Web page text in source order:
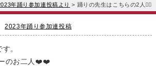
年踊り参加連投稿より > 踊りの先生はこちらの2人💁‍♀️
2023年踊り参加連投稿
。
のお二人❤️❤️